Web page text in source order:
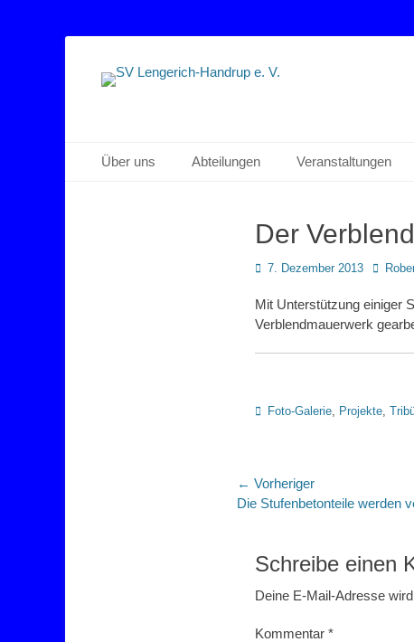
SV Lengerich-
Sportverein Lengerich Handrup
Primäres Menü
Zum
Inhalt
Über uns Abteilungen Veranstaltungen
Der
Posted
7. Dezember 2013 Autor
Mit Unterstützung einiger
Verblendmauerwerk
Kategorien
Foto-Galerie Projekte
← Vorheriger
Vorheriger
Die Stufenbetonteile werden
Schreibe einen
Deine E-Mail-Adresse
Kommentar *